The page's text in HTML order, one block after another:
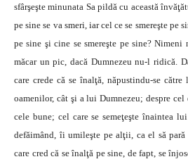
sfârşeşte minunata Sa pildă cu această
pe sine se va smeri, iar cel ce se smereşte pe
pe sine şi cine se smereşte pe sine?
măcar un pic, dacă Dumnezeu nu-l ridică.
care crede că se înalţă, năpustindu-se
oamenilor, cât şi a lui Dumnezeu; despre
cele bune; cel care se semeţeşte înaintea
defăimând, îi umileşte pe alţii, ca el să
care cred că se înalţă pe sine, de fapt, se